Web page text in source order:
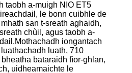
taobh a-muigh NIO ET5
le bonn cuibhle de
san t-sreath aghaidh,
chùil, agus taobh a-
iongantach
luath, 710
bataraidh fìor-ghlan,
uidheamaichte le